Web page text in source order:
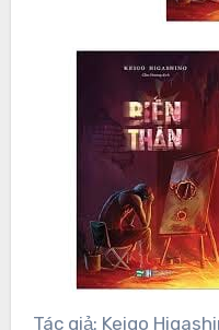
Tác giả: Keigo